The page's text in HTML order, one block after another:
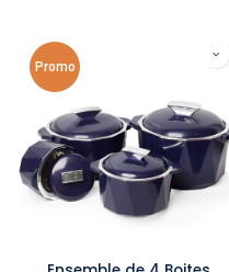
Promo